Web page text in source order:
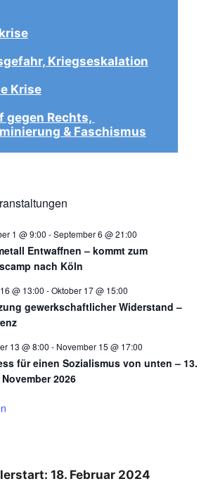
Kriegseskalation
Krise
gegen Rechts,
& Faschismus
1 @ 9:00 -September 6 @ 21:00
Entwaffnen – kommt zum
nach Köln
@ 13:00 -Oktober 17 @ 15:00
gewerkschaftlicher Widerstand –
13 @ 8:00 - November 15 @ 17:00
für einen Sozialismus von unten – 13.
2026
18. Februar 2024